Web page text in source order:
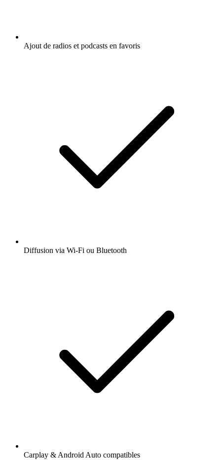
Ajout de radios et podcasts en favoris
Diffusion via Wi-Fi ou Bluetooth
Carplay & Android Auto compatibles